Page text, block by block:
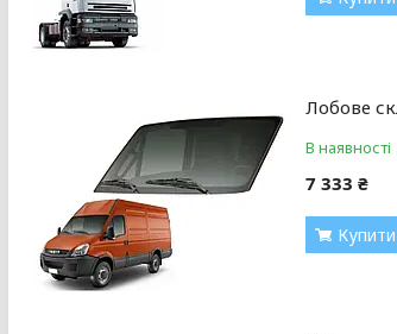
Лобове
В наявності
7 333 ₴
Купити